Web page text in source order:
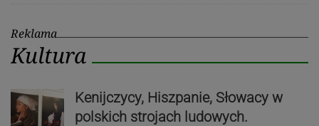
Reklama
Kultura
Kenijczycy, Hiszpanie, Słowacy w
polskich strojach ludowych.